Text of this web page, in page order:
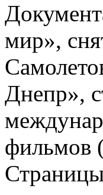
мир»,
Днепр»,
фильмов